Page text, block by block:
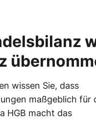
wissen Sie, dass
maßgeblich für
HGB macht das